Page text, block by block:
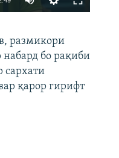
480p
360p
480p
размикори
набард бо рақиби
сархати
қарор гирифт